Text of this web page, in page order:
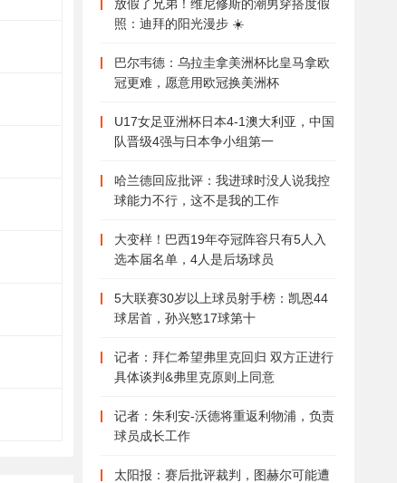
放假了兄弟！维尼修斯的潮男穿搭度假
照：迪拜的阳光漫步 ☀️
巴尔韦德：乌拉圭拿美洲杯比皇马拿欧
冠更难，愿意用欧冠换美洲杯
U17女足亚洲杯日本4-1澳大利亚，中国
队晋级4强与日本争小组第一
哈兰德回应批评：我进球时没人说我控
球能力不行，这不是我的工作
大变样！巴西19年夺冠阵容只有5人入
选本届名单，4人是后场球员
5大联赛30岁以上球员射手榜：凯恩44
球居首，孙兴慜17球第十
记者：拜仁希望弗里克回归 双方正进行
具体谈判&弗里克原则上同意
记者：朱利安-沃德将重返利物浦，负责
球员成长工作
太阳报：赛后批评裁判，图赫尔可能遭